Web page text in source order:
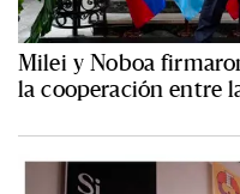
Milei y Noboa
la cooperación entre